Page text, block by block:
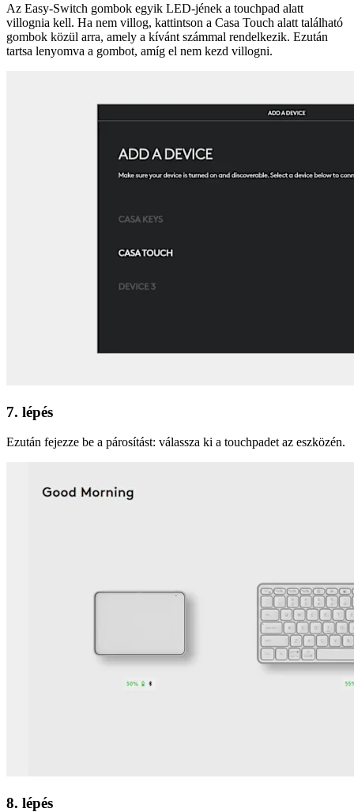
Az Easy-Switch gombok egyik LED-jének a touchpad alatt
villognia kell. Ha nem villog, kattintson a Casa Touch alatt található
gombok közül arra, amely a kívánt számmal rendelkezik. Ezután
tartsa lenyomva a gombot, amíg el nem kezd villogni.
7. lépés
Ezután fejezze be a párosítást: válassza ki a touchpadet az eszközén.
8. lépés